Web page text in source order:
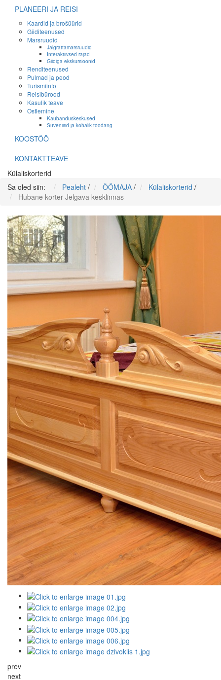
PLANEERI JA REISI
Kaardid ja brošüürid
Giiditeenused
Marsruudid
Jalgrattamarsruudid
Interaktiivsed rajad
Giidiga ekskursioonid
Renditeenused
Pulmad ja peod
Turismiinfo
Reisibürood
Kasulik teave
Ostlemine
Kaubanduskeskused
Suveniirid ja kohalik toodang
KOOSTÖÖ
KONTAKTTEAVE
Külaliskorterid
Sa oled siin:
Pealeht / ÖÖMAJA / Külaliskorterid /
Hubane korter Jelgava kesklinnas
prev
next